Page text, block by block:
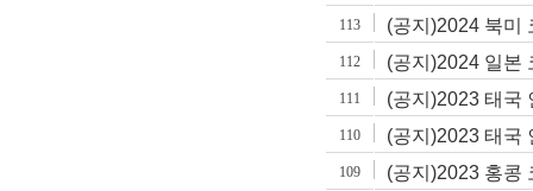
113 (공지)2024 북미
112 (공지)2024 일본
111 (공지)2023 태국
110 (공지)2023 태국
109 (공지)2023 홍콩